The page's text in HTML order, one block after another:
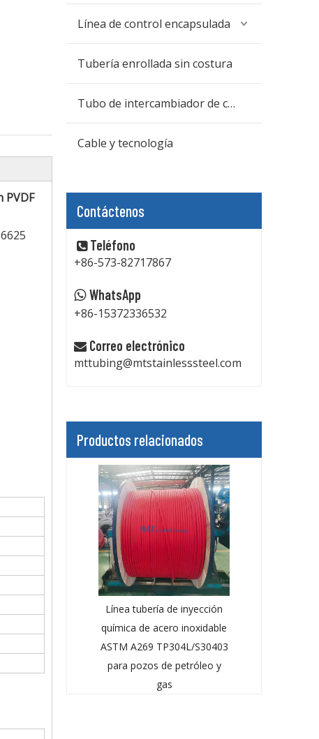
PVDF
Línea de control encapsulada
Tubería enrollada sin costura
Tubo de intercambiador de calor
Cable y tecnología
Contáctenos
 Teléfono
+86-573-82717867
 WhatsApp
+86-15372336532
 Correo electrónico
mttubing@mtstainlesssteel.com
Productos relacionados
Línea tubería de inyección
química de acero inoxidable
ASTM A269 TP304L/S30403
para pozos de petróleo y
gas